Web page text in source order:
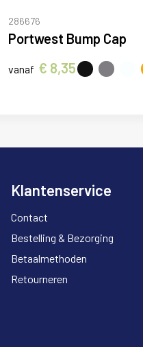
286676
Portwest Bump Cap
vanaf € 8,35
Klantenservice
Contact
Bestelling & Bezorging
Betaalmethoden
Retourneren